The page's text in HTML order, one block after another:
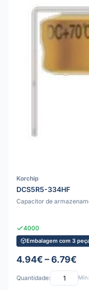
Korchip
DCS5R5-334HF
Capacitor de
4000
Embalagem com 3
4.94€ – 6.79€
Quantidade: